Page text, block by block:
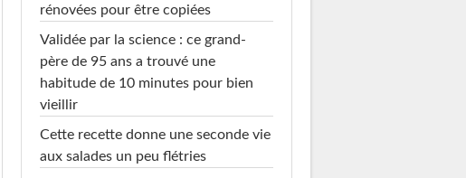
rénovées pour être copiées
Validée par la science : ce grand-
père de 95 ans a trouvé une
habitude de 10 minutes pour bien
vieillir
Cette recette donne une seconde vie
aux salades un peu flétries